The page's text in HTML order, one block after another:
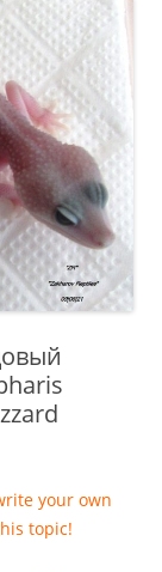
your own
topic!